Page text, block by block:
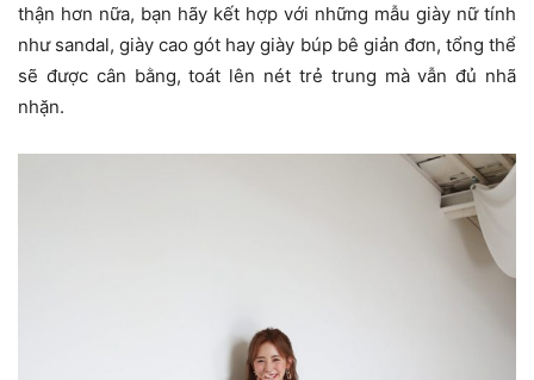
thận hơn nữa, bạn hãy kết hợp với những mẫu giày nữ tính
như sandal, giày cao gót hay giày búp bê giản đơn, tổng thể
sẽ được cân bằng, toát lên nét trẻ trung mà vẫn đủ nhã
nhặn.